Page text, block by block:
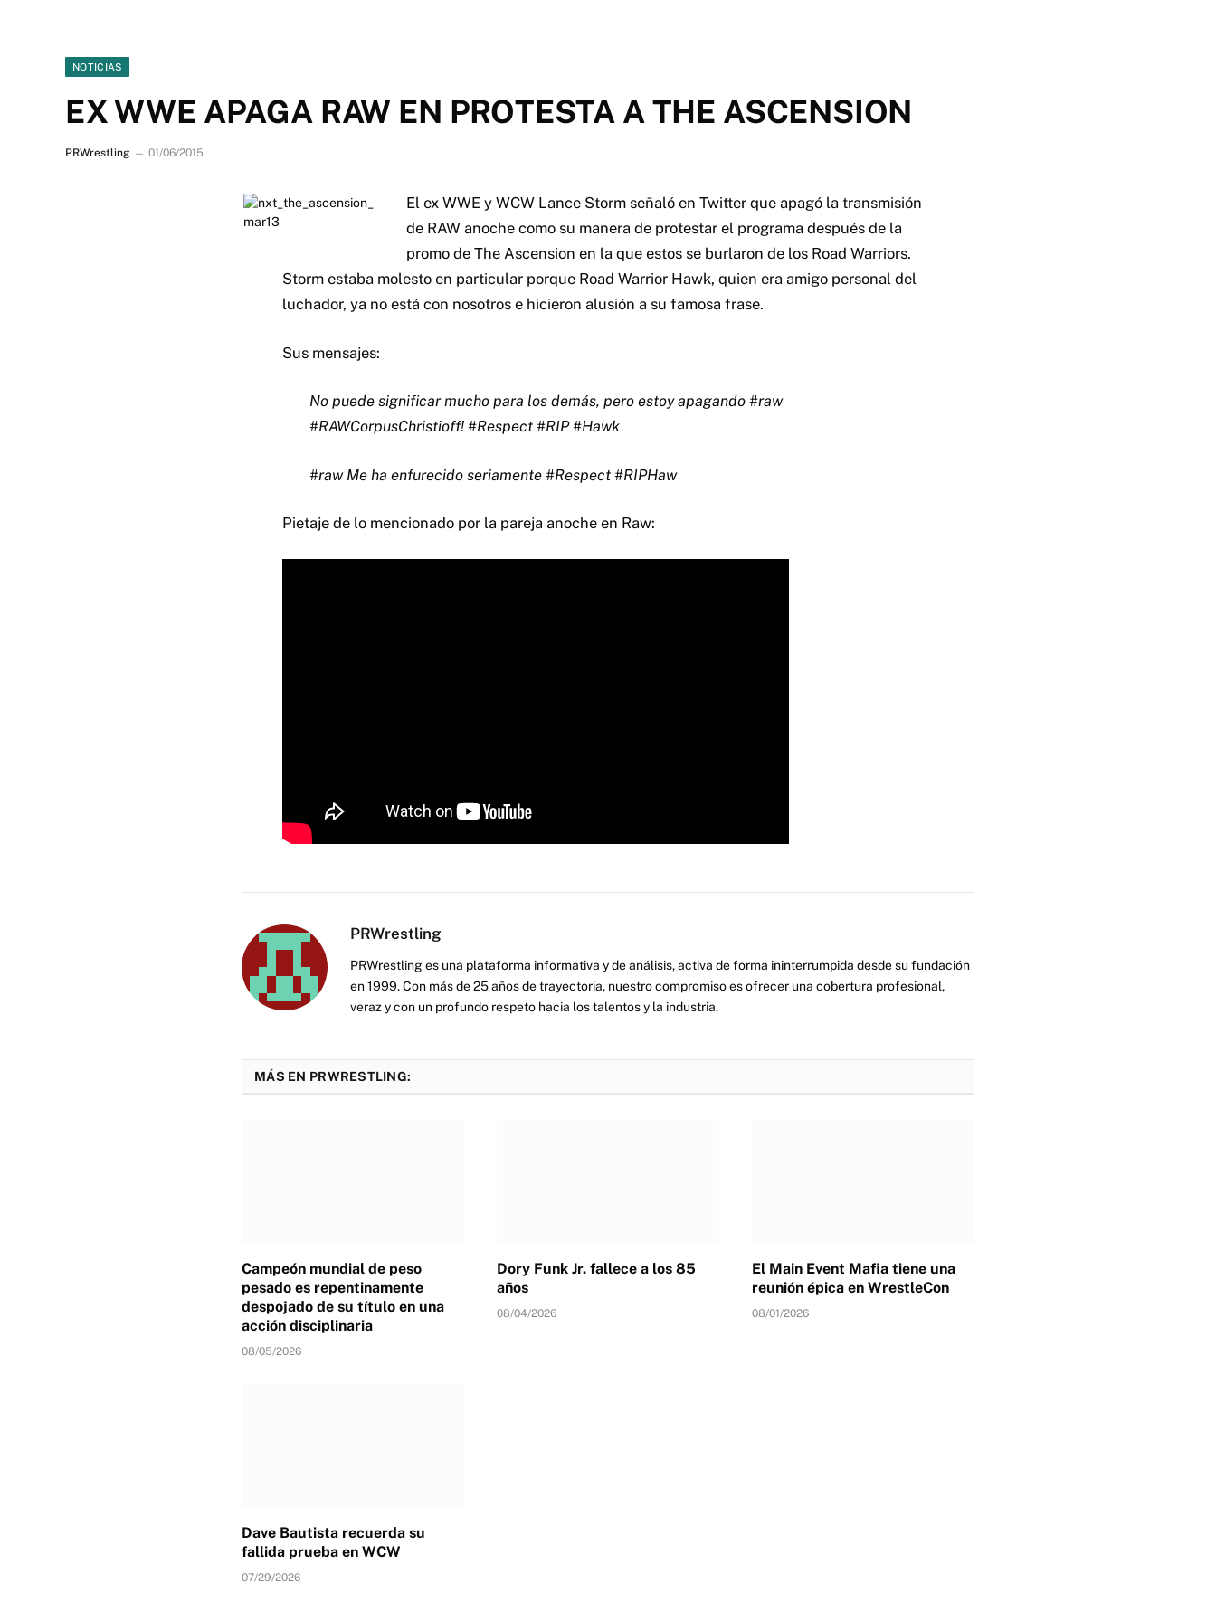
NOTICIAS
EX WWE APAGA RAW EN PROTESTA A THE ASCENSION
PRWrestling 01/06/2015
El ex WWE y WCW Lance Storm señaló en Twitter que apagó la transmisión
de RAW anoche como su manera de protestar el programa después de la
promo de The Ascension en la que estos se burlaron de los Road Warriors.
Storm estaba molesto en particular porque Road Warrior Hawk, quien era amigo personal del
luchador, ya no está con nosotros e hicieron alusión a su famosa frase.
Sus mensajes:
No puede significar mucho para los demás, pero estoy apagando #raw
#RAWCorpusChristioff! #Respect #RIP #Hawk
#raw Me ha enfurecido seriamente #Respect #RIPHaw
Pietaje de lo mencionado por la pareja anoche en Raw:
PRWrestling
PRWrestling es una plataforma informativa y de análisis, activa de forma ininterrumpida desde su fundación
en 1999. Con más de 25 años de trayectoria, nuestro compromiso es ofrecer una cobertura profesional,
veraz y con un profundo respeto hacia los talentos y la industria.
MÁS EN PRWRESTLING:
Campeón mundial de peso
pesado es repentinamente
despojado de su título en una
acción disciplinaria
08/05/2026
Dory Funk Jr. fallece a los 85
años
08/04/2026
El Main Event Mafia tiene una
reunión épica en WrestleCon
08/01/2026
Dave Bautista recuerda su
fallida prueba en WCW
07/29/2026